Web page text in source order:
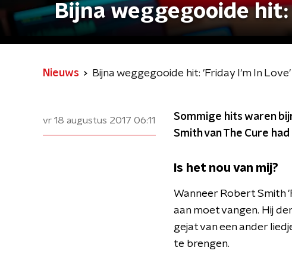
Bijna weggegooide
Nieuws Bijna weggegooide hit: 'Friday I'm In Love'
vr 18 augustus 2017 06:11
Sommige hits waren
Smith van The Cure
Is het nou van mij?
Wanneer Robert Smith
aan moet vangen. Hij
gejat van een ander
te brengen.